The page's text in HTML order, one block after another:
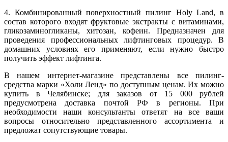
4. Комбинированный поверхностный пилинг Holy Land, в
состав которого входят фруктовые экстракты с витаминами,
гликозаминогликаны, хитозан, кофеин. Предназначен для
проведения профессиональных лифтинговых процедур. В
домашних условиях его применяют, если нужно быстро
получить эффект лифтинга.
В нашем интернет-магазине представлены все пилинг-
средства марки «Холи Ленд» по доступным ценам. Их можно
купить в Челябинске; для заказов от 15 000 рублей
предусмотрена доставка почтой РФ в регионы. При
необходимости наши консультанты ответят на все ваши
вопросы относительно представленного ассортимента и
предложат сопутствующие товары.